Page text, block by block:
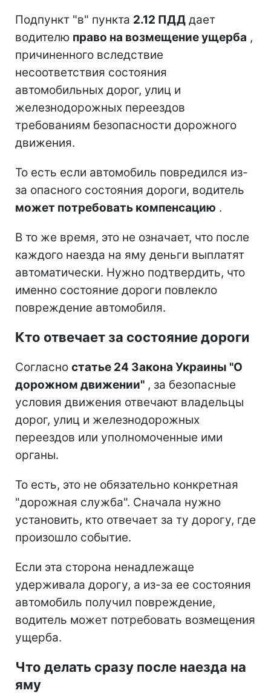
Подпункт "в" пункта 2.12 ПДД дает
водителю право на возмещение ущерба ,
причиненного вследствие
несоответствия состояния
автомобильных дорог, улиц и
железнодорожных переездов
требованиям безопасности дорожного
движения.
То есть если автомобиль повредился из-
за опасного состояния дороги, водитель
может потребовать компенсацию .
В то же время, это не означает, что после
каждого наезда на яму деньги выплатят
автоматически. Нужно подтвердить, что
именно состояние дороги повлекло
повреждение автомобиля.
Кто отвечает за состояние дороги
Согласно статье 24 Закона Украины "О
дорожном движении" , за безопасные
условия движения отвечают владельцы
дорог, улиц и железнодорожных
переездов или уполномоченные ими
органы.
То есть, это не обязательно конкретная
"дорожная служба". Сначала нужно
установить, кто отвечает за ту дорогу, где
произошло событие.
Если эта сторона ненадлежаще
удерживала дорогу, а из-за ее состояния
автомобиль получил повреждение,
водитель может потребовать возмещения
ущерба.
Что делать сразу после наезда на
яму